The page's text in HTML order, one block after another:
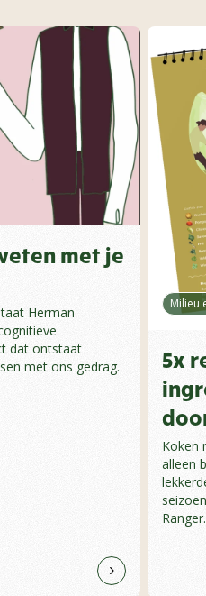
met je
Herman
dat ontstaat
met ons gedrag.
Milieu
5x
Koken
alleen
Ranger.